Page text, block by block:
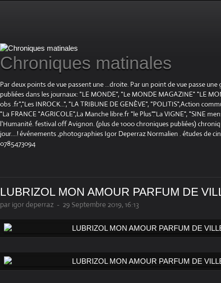
Chroniques matinales
Par deux points de vue passent une ...droite. Par un point de vue passe
publiées dans les journaux: "LE MONDE", "Le MONDE MAGAZINE" "LE
obs .fr","Les INROCK...", "LA TRIBUNE DE GENÈVE", "POLITIS",Action
"La FRANCE "AGRICOLE",La Manche libre.fr "le Plus"."La VIGNE", "SINE
l'Humanité. festival off Avignon. (plus de 1000 chroniques publiées)
jour....! événements ,photographies Igor Deperraz Normalien . études de
0785473094
LUBRIZOL MON AMOUR PARFUM DE
par igor deperraz - 29 Septembre 2019, 16:13